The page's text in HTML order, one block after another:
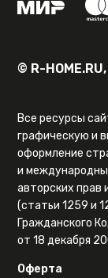
© R-
Все ресурсы
графическую и
оформление
и
авторских прав
(статьи 1259 и
Гражданского
от 18 декабря
Оферта